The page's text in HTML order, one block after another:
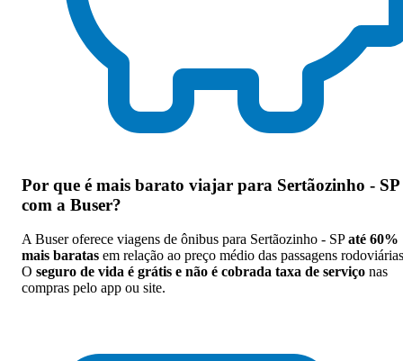
Por que é mais barato viajar para Sertãozinho - SP
com a Buser?
A Buser oferece viagens de ônibus para Sertãozinho - SPaté 60%
mais baratas em relação ao preço médio das passagens
O seguro de vida é grátis e não é cobrada taxa de serviço nas
compras pelo app ou site.